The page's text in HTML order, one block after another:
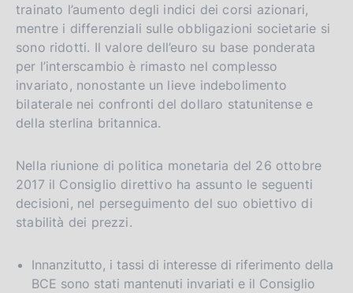
trainato l’aumento degli indici dei corsi azionari,
mentre i differenziali sulle obbligazioni societarie si
sono ridotti. Il valore dell’euro su base ponderata
per l’interscambio è rimasto nel complesso
invariato, nonostante un lieve indebolimento
bilaterale nei confronti del dollaro statunitense e
della sterlina britannica.
Nella riunione di politica monetaria del 26 ottobre
2017 il Consiglio direttivo ha assunto le seguenti
decisioni, nel perseguimento del suo obiettivo di
stabilità dei prezzi.
Innanzitutto, i tassi di interesse di riferimento della
BCE sono stati mantenuti invariati e il Consiglio